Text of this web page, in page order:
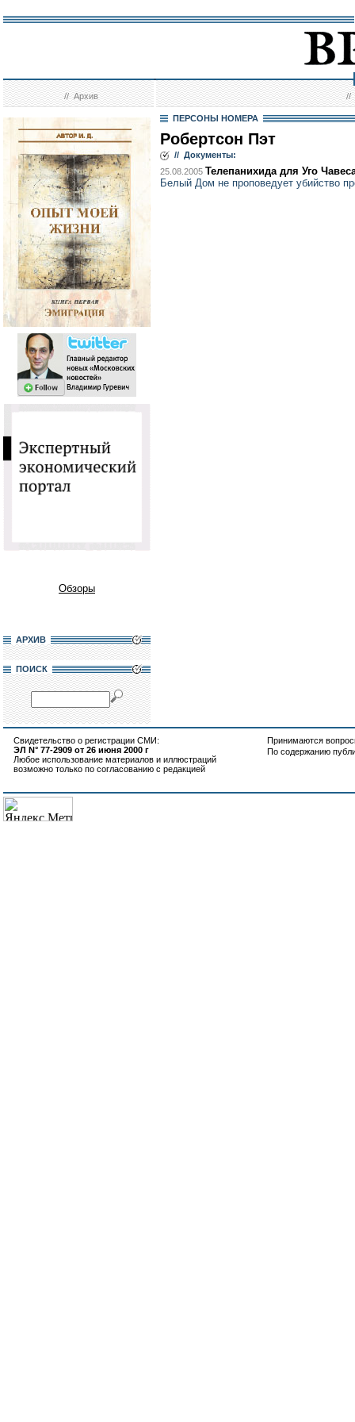
//Архив //
Обзоры
АРХИВ
ПОИСК
ПЕРСОНЫ НОМЕРА
Робертсон Пэт
// Документы:
25.08.2005 Телепанихида для Уго
Белый Дом не проповедует убийство
Свидетельство о регистрации СМИ:
ЭЛ N° 77-2909 от 26 июня 2000 г
Любое использование материалов и иллюстраций
возможно только по согласованию с редакцией
Принимаются
По содержанию